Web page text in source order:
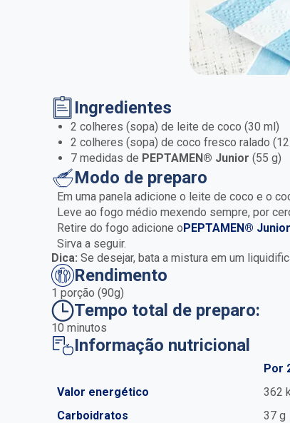
Ingredientes
2 colheres (sopa) de leite de coco (30 ml)
2 colheres (sopa) de coco fresco ralado
7 medidas de PEPTAMEN® Junior (55 g)
Modo de preparo
Em uma panela adicione o leite de coco e o
Leve ao fogo médio mexendo sempre, por
Retire do fogo adicione oPEPTAMEN® Junior
Sirva a seguir.
Dica: Se desejar, bata a mistura em um
Rendimento
1 porção (90g)
Tempo total de preparo:
10 minutos
Informação nutricional
Por
Valor energético
362
Carboidratos
37 g